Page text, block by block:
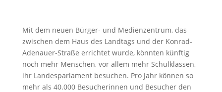
Mit dem neuen Bürger- und Medienzentrum, das
zwischen dem Haus des Landtags und der Konrad-
Adenauer-Straße errichtet wurde, könnten künftig
noch mehr Menschen, vor allem mehr Schulklassen,
ihr Landesparlament besuchen. Pro Jahr können so
mehr als 40.000 Besucherinnen und Besucher den